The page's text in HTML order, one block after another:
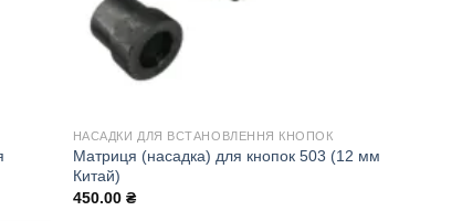
НАСАДКИ ДЛЯ ВСТАНОВЛЕННЯ КНОПОК
Матриця (насадка) для кнопок 503 (12 мм
Китай)
450.00 ₴